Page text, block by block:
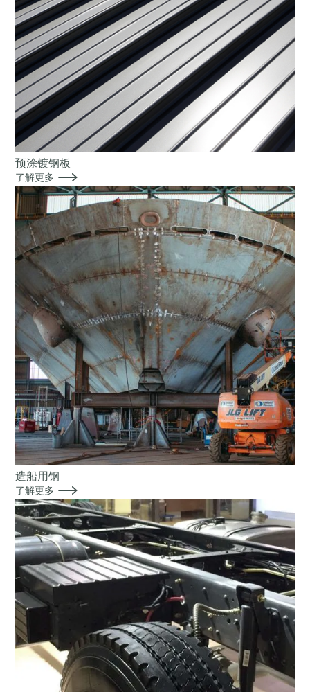
预涂镀钢板
了解更多 
造船用钢
了解更多 